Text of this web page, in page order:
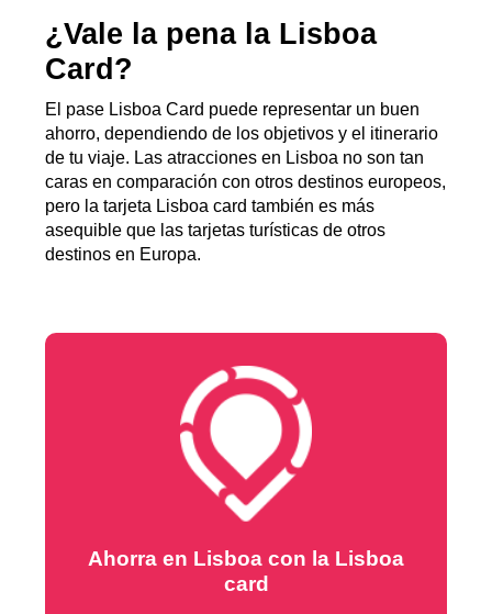
¿Vale la pena la Lisboa
Card?
El pase Lisboa Card puede representar un buen
ahorro, dependiendo de los objetivos y el itinerario
de tu viaje. Las atracciones en Lisboa no son tan
caras en comparación con otros destinos europeos,
pero la tarjeta Lisboa card también es más
asequible que las tarjetas turísticas de otros
destinos en Europa.
Ahorra en Lisboa con la Lisboa
card